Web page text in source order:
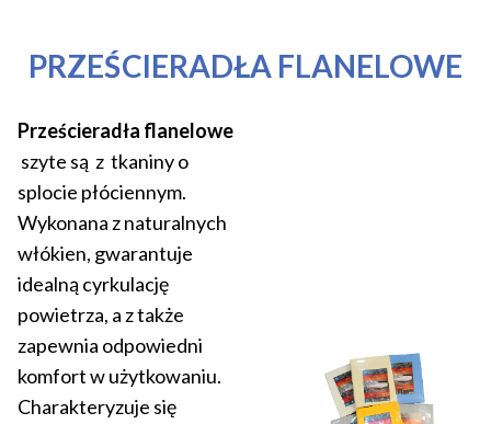
PRZEŚCIERADŁA FLANELOWE
Prześcieradła flanelowe
szyte są z tkaniny o
splocie płóciennym.
Wykonana z naturalnych
włókien, gwarantuje
idealną cyrkulację
powietrza, a z także
zapewnia odpowiedni
komfort w użytkowaniu.
Charakteryzuje się